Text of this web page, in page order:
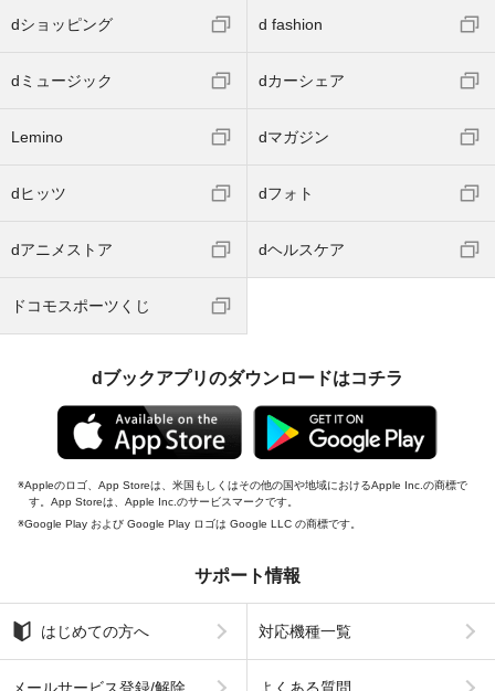
dショッピング d fashion
dミュージック dカーシェア
Lemino dマガジン
dヒッツ dフォト
dアニメストア dヘルスケア
ドコモスポーツくじ
dブックアプリのダウンロードはコチラ
Appleのロゴ、App Storeは、米国もしくはその他の国や地域におけるApple Inc.の商標で
す。App Storeは、Apple Inc.のサービスマークです。
Google Play および Google Play ロゴは Google LLC の商標です。
サポート情報
はじめての方へ 対応機種一覧